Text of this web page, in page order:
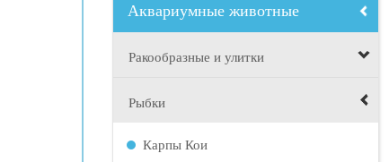
Аквариумные животные
Ракообразные и улитки
Рыбки
Карпы Кои